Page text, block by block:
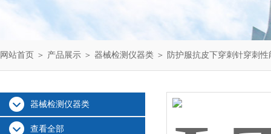
网站首页 ＞ 产品展示 ＞ 器械检测仪器类 ＞ 防护服抗皮下穿刺针穿刺性
器械检测仪器类
查看全部